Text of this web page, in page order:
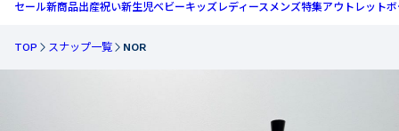
セール新商品出産祝い新生児ベビーキッズ レディースメンズ特集アウトレットボ
TOP スナップ一覧 NOR